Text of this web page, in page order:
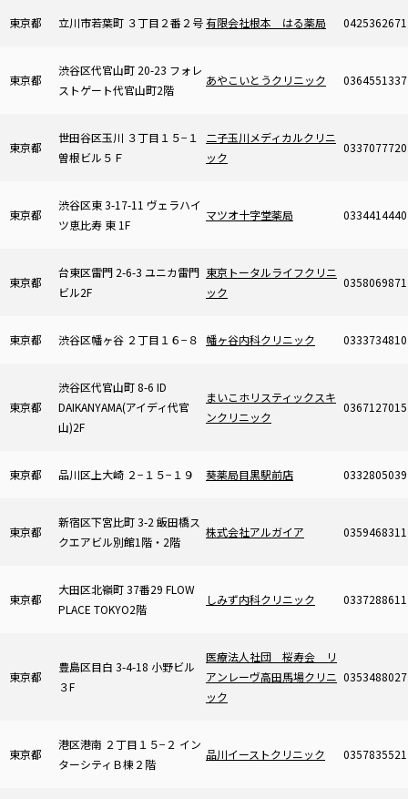
東京都 立川市若葉町 ３丁目２番２号有限会社根本 はる薬局 0425362671
東京都
渋谷区代官山町 20-23 フォレ
ストゲート代官山町2階
あやこいとうクリニック 0364551337
東京都
世田谷区玉川 ３丁目１５−１
曽根ビル５Ｆ
二子玉川メディカルクリニ
ック
0337077720
東京都
渋谷区東 3-17-11 ヴェラハイ
ツ恵比寿 東 1F
マツオ十字堂薬局 0334414440
東京都
台東区雷門 2-6-3 ユニカ雷門
ビル2F
東京トータルライフクリニ
ック
0358069871
東京都 渋谷区幡ヶ谷 ２丁目１６−８ 幡ヶ谷内科クリニック 0333734810
東京都
渋谷区代官山町 8-6 ID
DAIKANYAMA(アイディ代官
山)2F
まいこホリスティックスキ
ンクリニック
0367127015
東京都 品川区上大崎 ２−１５−１９ 葵薬局目黒駅前店 0332805039
東京都
新宿区下宮比町 3-2 飯田橋ス
クエアビル別館1階・2階
株式会社アルガイア 0359468311
東京都
大田区北嶺町 37番29 FLOW
PLACE TOKYO2階
しみず内科クリニック 0337288611
東京都
豊島区目白 3-4-18 小野ビル
３F
医療法人社団 桜寿会 リ
アンレーヴ高田馬場クリニ
ック
0353488027
東京都
港区港南 ２丁目１５−２ イン
ターシティＢ棟２階
品川イーストクリニック 0357835521